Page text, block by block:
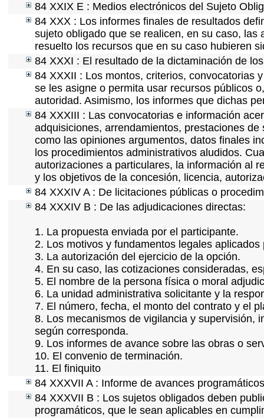
84 XXIX E : Medios electrónicos del Sujeto
84 XXX : Los informes finales de resultados
sujeto obligado que se realicen, en su caso,
resuelto los recursos que en su caso hubieren
84 XXXI : El resultado de la dictaminación de
84 XXXII : Los montos, criterios, convocatorias
se les asigne o permita usar recursos públicos
autoridad. Asimismo, los informes que dichas
84 XXXIII : Las convocatorias e información
adquisiciones, arrendamientos, prestaciones
como las opiniones argumentos, datos finales
los procedimientos administrativos aludidos.
autorizaciones a particulares, la información al
y los objetivos de la concesión, licencia,
84 XXXIV A : De licitaciones públicas o
84 XXXIV B : De las adjudicaciones directas:
1. La propuesta enviada por el participante.
2. Los motivos y fundamentos legales
3. La autorización del ejercicio de la opción.
4. En su caso, las cotizaciones consideradas,
5. El nombre de la persona física o moral
6. La unidad administrativa solicitante y la
7. El número, fecha, el monto del contrato y el
8. Los mecanismos de vigilancia y supervisión,
según corresponda.
9. Los informes de avance sobre las obras o
10. El convenio de terminación.
11. El finiquito
84 XXXVII A : Informe de avances
84 XXXVII B : Los sujetos obligados deben
programáticos, que le sean aplicables en